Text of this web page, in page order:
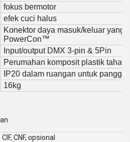
fokus bermotor
efek cuci halus
Konektor daya masuk/keluar yang
PowerCon™
Input/output DMX 3-pin & 5Pin
Perumahan komposit plastik tahan
IP20 dalam ruangan untuk
16kg
CNF, opsional